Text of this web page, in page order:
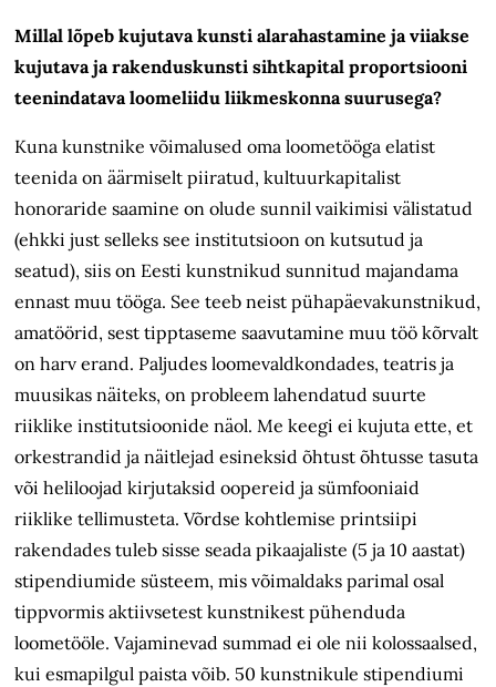
Millal lõpeb kujutava kunsti alarahastamine ja viiakse
kujutava ja rakenduskunsti sihtkapital proportsiooni
teenindatava loomeliidu liikmeskonna suurusega?
Kuna kunstnike võimalused oma loometööga elatist
teenida on äärmiselt piiratud, kultuurkapitalist
honoraride saamine on olude sunnil vaikimisi välistatud
(ehkki just selleks see institutsioon on kutsutud ja
seatud), siis on Eesti kunstnikud sunnitud majandama
ennast muu tööga. See teeb neist pühapäevakunstnikud,
amatöörid, sest tipptaseme saavutamine muu töö kõrvalt
on harv erand. Paljudes loomevaldkondades, teatris ja
muusikas näiteks, on probleem lahendatud suurte
riiklike institutsioonide näol. Me keegi ei kujuta ette, et
orkestrandid ja näitlejad esineksid õhtust õhtusse tasuta
või heliloojad kirjutaksid oopereid ja sümfooniaid
riiklike tellimusteta. Võrdse kohtlemise printsiipi
rakendades tuleb sisse seada pikaajaliste (5 ja 10 aastat)
stipendiumide süsteem, mis võimaldaks parimal osal
tippvormis aktiivsetest kunstnikest pühenduda
loometööle. Vajaminevad summad ei ole nii kolossaalsed,
kui esmapilgul paista võib. 50 kunstnikule stipendiumi